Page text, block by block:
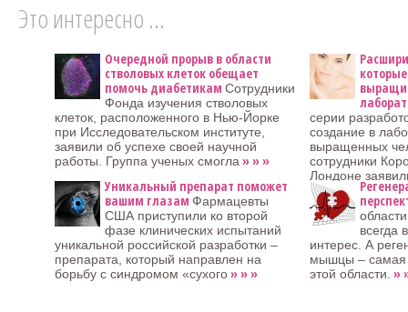
Это интересно ...
Очередной прорыв в области
стволовых клеток обещает
помочь диабетикам Сотрудники
Фонда изучения стволовых
клеток, расположенного в Нью-Йорке
при Исследовательском институте,
заявили об успехе своей научной
работы. Группа ученых смогла » » »
серии
создание в
выращенных
сотрудники
Лондоне
Уникальный препарат поможет
вашим глазам Фармацевты
США приступили ко второй
фазе клинических испытаний
уникальной российской разработки –
препарата, который направлен на
борьбу с синдромом «сухого» » »
всегда
интерес. А
мышцы – самая
этой области. »